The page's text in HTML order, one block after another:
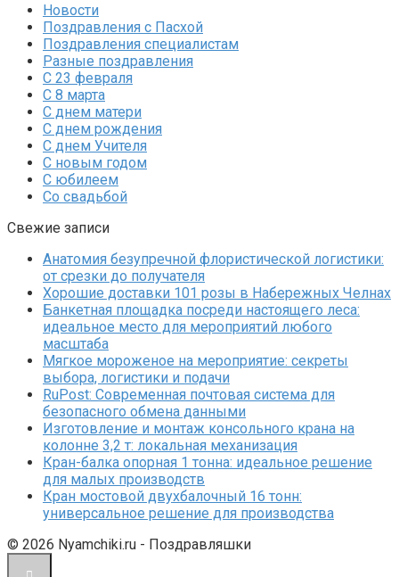
Новости
Поздравления с Пасхой
Поздравления специалистам
Разные поздравления
С 23 февраля
С 8 марта
С днем матери
С днем рождения
С днем Учителя
С новым годом
С юбилеем
Со свадьбой
Свежие записи
Анатомия безупречной флористической логистики:
от срезки до получателя
Хорошие доставки 101 розы в Набережных Челнах
Банкетная площадка посреди настоящего леса:
идеальное место для мероприятий любого
масштаба
Мягкое мороженое на мероприятие: секреты
выбора, логистики и подачи
RuPost: Современная почтовая система для
безопасного обмена данными
Изготовление и монтаж консольного крана на
колонне 3,2 т: локальная механизация
Кран-балка опорная 1 тонна: идеальное решение
для малых производств
Кран мостовой двухбалочный 16 тонн:
универсальное решение для производства
© 2026 Nyamchiki.ru - Поздравляшки